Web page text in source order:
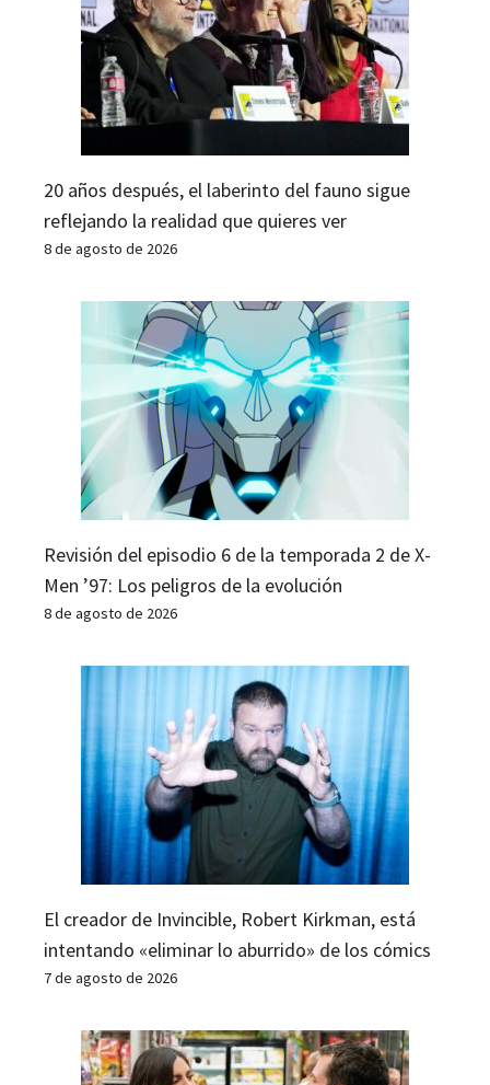
20 años después, el laberinto del fauno sigue
reflejando la realidad que quieres ver
8 de agosto de 2026
Revisión del episodio 6 de la temporada 2 de X-
Men ’97: Los peligros de la evolución
8 de agosto de 2026
El creador de Invincible, Robert Kirkman, está
intentando «eliminar lo aburrido» de los cómics
7 de agosto de 2026